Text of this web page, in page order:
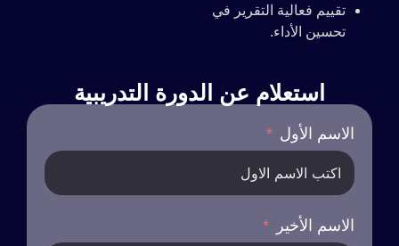
تقييم فعالية التقرير في
تحسين الأداء.
استعلام عن الدورة التدريبية
الاسم الأول
الاسم الأخير